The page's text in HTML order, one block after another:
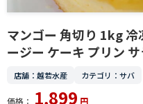
マンゴー 角切り 1kg 冷
ージー ケーキ プリン
店舗：越若水産 カテゴリ：サバ
価格： 1,899 円